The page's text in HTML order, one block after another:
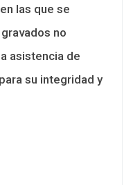
las que se
no
asistencia de
su integridad y